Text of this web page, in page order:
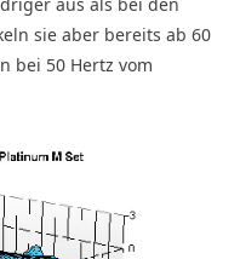
aus als bei den
sie aber bereits ab 60
bei 50 Hertz vom